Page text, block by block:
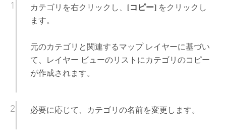
カテゴリを右クリックし、 [コピー]をクリックし
ます。
元のカテゴリと関連するマップ レイヤーに基づい
て、レイヤー ビューのリストにカテゴリのコピー
が作成されます。
必要に応じて、カテゴリの名前を変更します。